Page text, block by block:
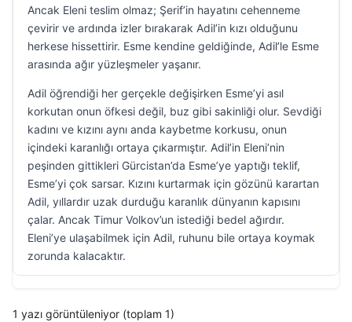
Ancak Eleni teslim olmaz; Şerif’in hayatını cehenneme
çevirir ve ardında izler bırakarak Adil’in kızı olduğunu
herkese hissettirir. Esme kendine geldiğinde, Adil’le Esme
arasında ağır yüzleşmeler yaşanır.
Adil öğrendiği her gerçekle değişirken Esme’yi asıl
korkutan onun öfkesi değil, buz gibi sakinliği olur. Sevdiği
kadını ve kızını aynı anda kaybetme korkusu, onun
içindeki karanlığı ortaya çıkarmıştır. Adil’in Eleni’nin
peşinden gittikleri Gürcistan’da Esme’ye yaptığı teklif,
Esme’yi çok sarsar. Kızını kurtarmak için gözünü karartan
Adil, yıllardır uzak durduğu karanlık dünyanın kapısını
çalar. Ancak Timur Volkov’un istediği bedel ağırdır.
Eleni’ye ulaşabilmek için Adil, ruhunu bile ortaya koymak
zorunda kalacaktır.
1 yazı görüntüleniyor (toplam 1)